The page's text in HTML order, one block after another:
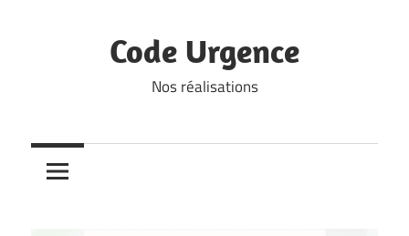
Code Urgence
Nos réalisations